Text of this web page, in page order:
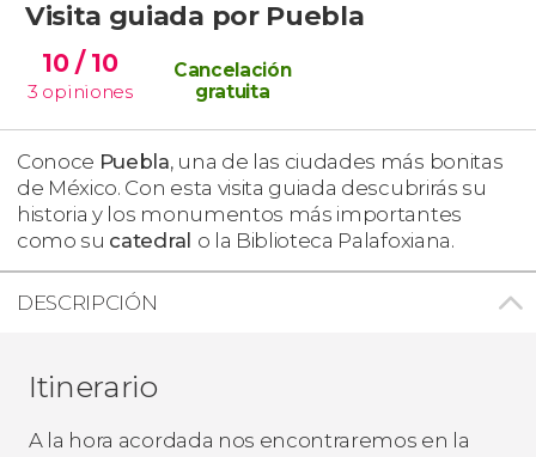
Visita guiada por Puebla
10 / 10
3 opiniones
Cancelación
gratuita
Conoce Puebla, una de las ciudades más bonitas
de México. Con esta visita guiada descubrirás su
historia y los monumentos más importantes
como su catedral o la Biblioteca Palafoxiana.
DESCRIPCIÓN
Itinerario
A la hora acordada nos encontraremos en la